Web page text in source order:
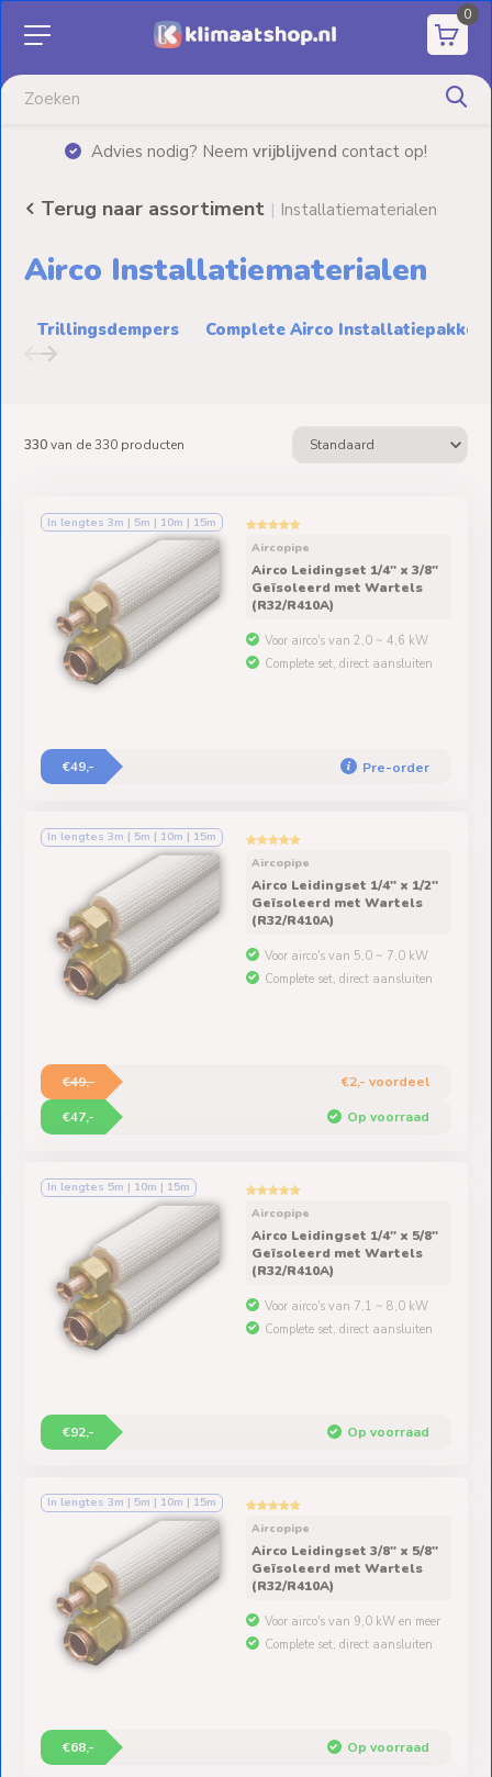
0
Advies nodig? Neemvrijblijvend contact op!
Aanbiedingen
verwarming
Boilers
Terrasverwarming
Spoed- en
Weekendleveringen
Klantenservice
Contact
Terug naar assortiment | Installatiematerialen
Airco Installatiematerialen
Trillingsdempers Complete Airco
330van de330 producten
In lengtes 3m | 5m | 10m | 15m
Aircopipe
Airco Leidingset 1/4" x 3/8"
Geïsoleerd met Wartels
(R32/R410A)
Voor airco's van 2,0 ~ 4,6 kW
Complete set, direct aansluiten
€49,- Pre-order
In lengtes 3m | 5m | 10m | 15m
Aircopipe
Airco Leidingset 1/4" x 1/2"
Geïsoleerd met Wartels
(R32/R410A)
Voor airco's van 5,0 ~ 7,0 kW
Complete set, direct aansluiten
€49,-
€2,- voordeel
€47,-
Op voorraad
In lengtes 5m | 10m | 15m
Aircopipe
Airco Leidingset 1/4" x 5/8"
Geïsoleerd met Wartels
(R32/R410A)
Voor airco's van 7,1 ~ 8,0 kW
Complete set, direct aansluiten
€92,- Op voorraad
In lengtes 3m | 5m | 10m | 15m
Aircopipe
Airco Leidingset 3/8" x 5/8"
Geïsoleerd met Wartels
(R32/R410A)
Voor airco's van 9,0 kW en meer
Complete set, direct aansluiten
€68,- Op voorraad